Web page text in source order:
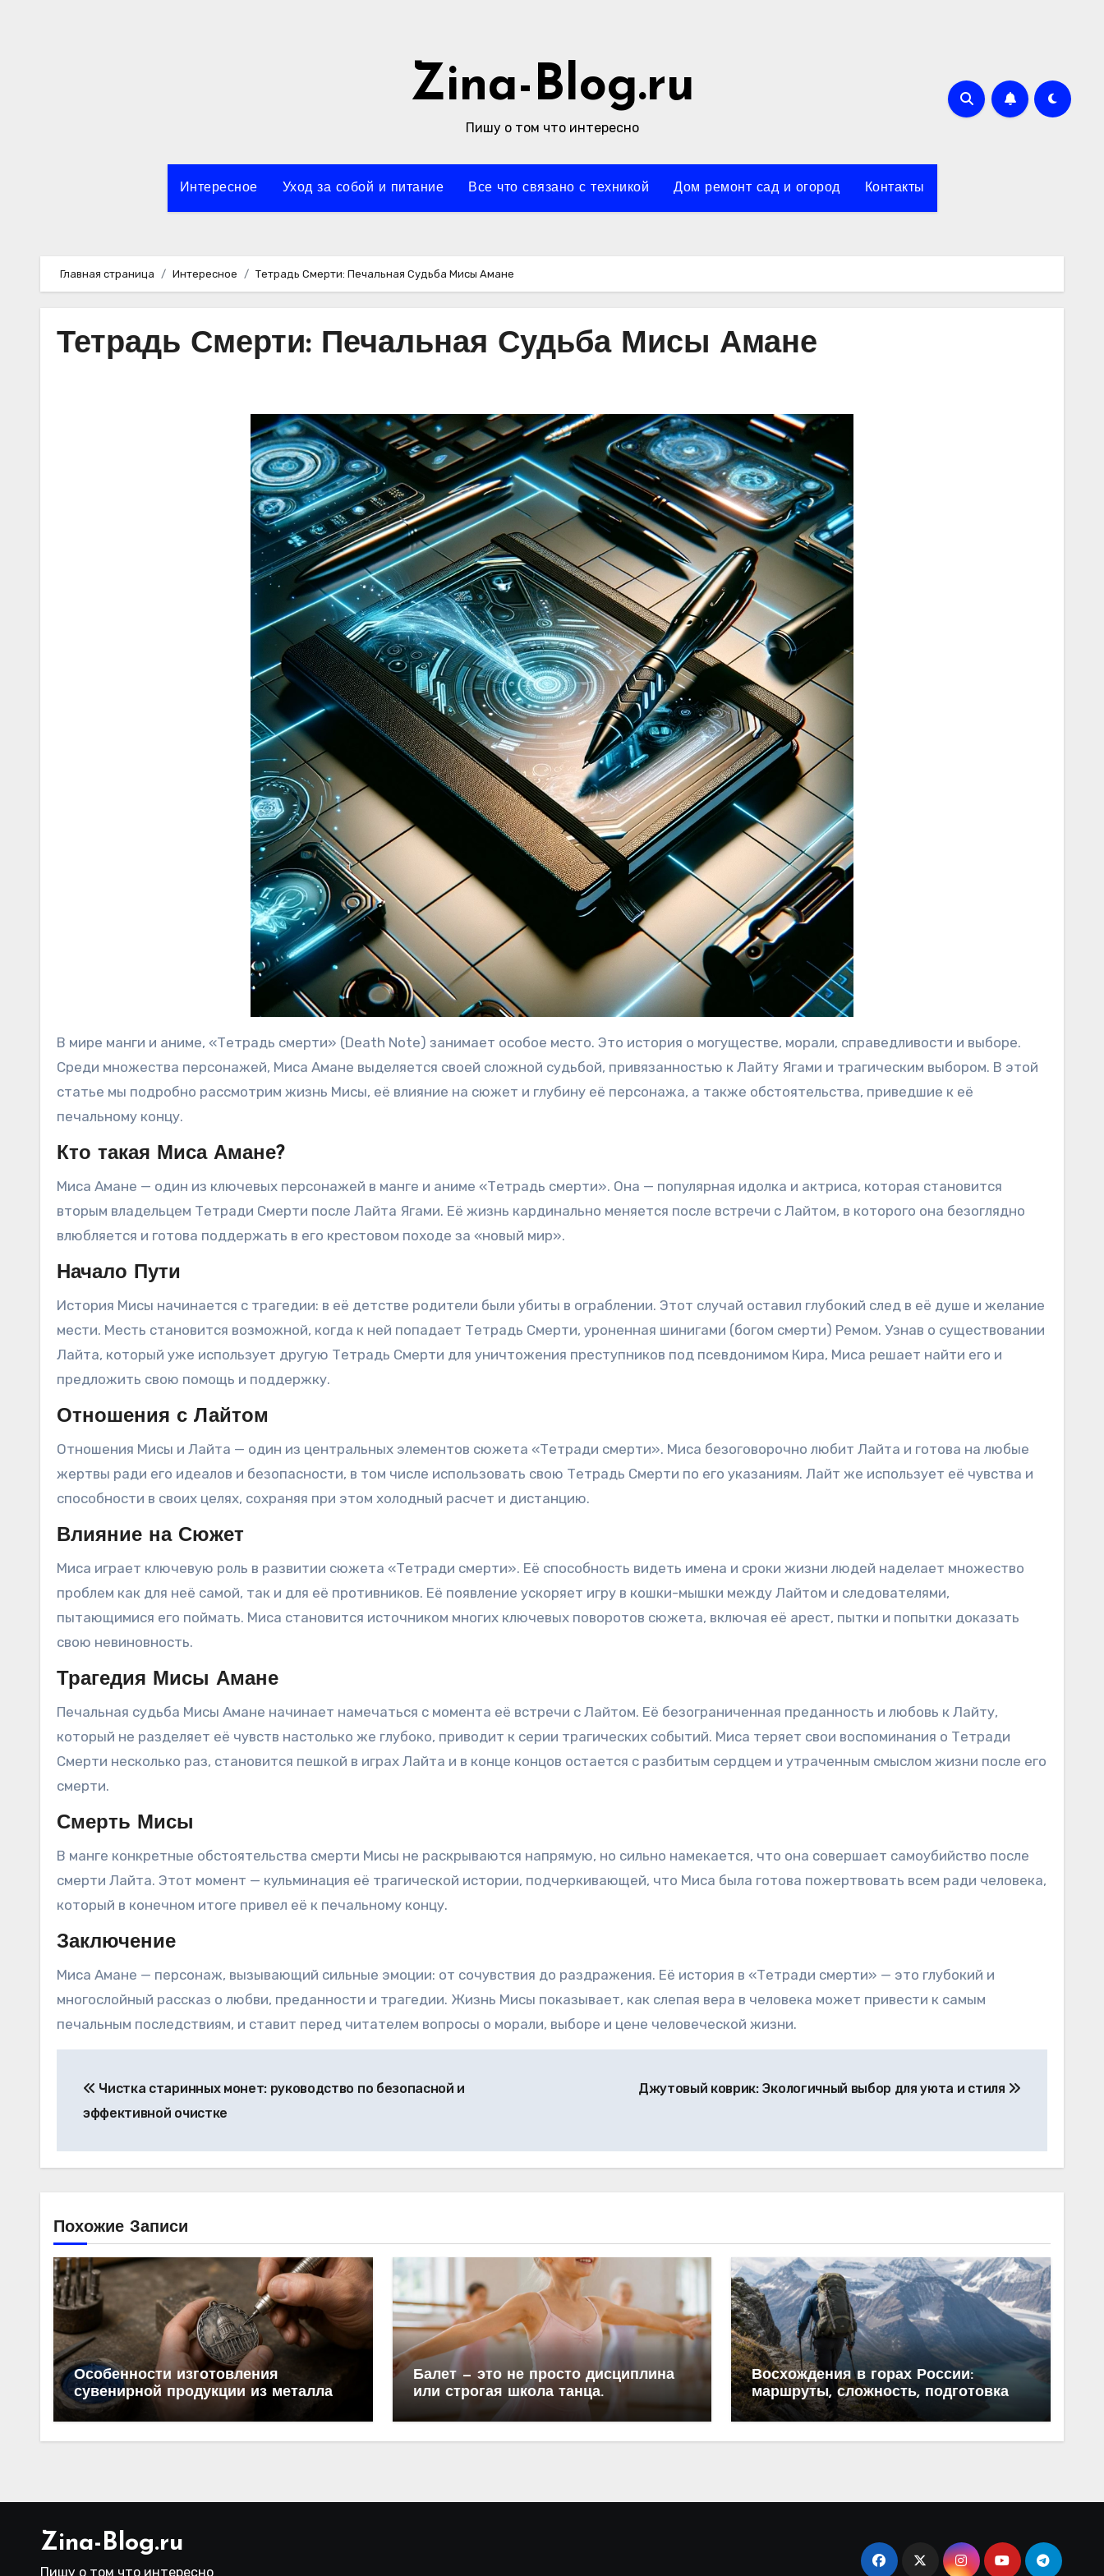
Zina-Blog.ru
Пишу о том что интересно
Интересное Уход за собой и питание Все что связано с техникой Дом ремонт сад и огород Контакты
Главная страница Интересное Тетрадь Смерти: Печальная Судьба Мисы Амане
Тетрадь Смерти: Печальная Судьба Мисы Амане
В мире манги и аниме, «Тетрадь смерти» (Death Note) занимает особое место. Это история о могуществе, морали, справедливости и выборе.
Среди множества персонажей, Миса Амане выделяется своей сложной судьбой, привязанностью к Лайту Ягами и трагическим выбором. В этой
статье мы подробно рассмотрим жизнь Мисы, её влияние на сюжет и глубину её персонажа, а также обстоятельства, приведшие к её
печальному концу.
Кто такая Миса Амане?
Миса Амане — один из ключевых персонажей в манге и аниме «Тетрадь смерти». Она — популярная идолка и актриса, которая становится
вторым владельцем Тетради Смерти после Лайта Ягами. Её жизнь кардинально меняется после встречи с Лайтом, в которого она безоглядно
влюбляется и готова поддержать в его крестовом походе за «новый мир».
Начало Пути
История Мисы начинается с трагедии: в её детстве родители были убиты в ограблении. Этот случай оставил глубокий след в её душе и желание
мести. Месть становится возможной, когда к ней попадает Тетрадь Смерти, уроненная шинигами (богом смерти) Ремом. Узнав о существовании
Лайта, который уже использует другую Тетрадь Смерти для уничтожения преступников под псевдонимом Кира, Миса решает найти его и
предложить свою помощь и поддержку.
Отношения с Лайтом
Отношения Мисы и Лайта — один из центральных элементов сюжета «Тетради смерти». Миса безоговорочно любит Лайта и готова на любые
жертвы ради его идеалов и безопасности, в том числе использовать свою Тетрадь Смерти по его указаниям. Лайт же использует её чувства и
способности в своих целях, сохраняя при этом холодный расчет и дистанцию.
Влияние на Сюжет
Миса играет ключевую роль в развитии сюжета «Тетради смерти». Её способность видеть имена и сроки жизни людей наделает множество
проблем как для неё самой, так и для её противников. Её появление ускоряет игру в кошки-мышки между Лайтом и следователями,
пытающимися его поймать. Миса становится источником многих ключевых поворотов сюжета, включая её арест, пытки и попытки доказать
свою невиновность.
Трагедия Мисы Амане
Печальная судьба Мисы Амане начинает намечаться с момента её встречи с Лайтом. Её безограниченная преданность и любовь к Лайту,
который не разделяет её чувств настолько же глубоко, приводит к серии трагических событий. Миса теряет свои воспоминания о Тетради
Смерти несколько раз, становится пешкой в играх Лайта и в конце концов остается с разбитым сердцем и утраченным смыслом жизни после его
смерти.
Смерть Мисы
В манге конкретные обстоятельства смерти Мисы не раскрываются напрямую, но сильно намекается, что она совершает самоубийство после
смерти Лайта. Этот момент — кульминация её трагической истории, подчеркивающей, что Миса была готова пожертвовать всем ради человека,
который в конечном итоге привел её к печальному концу.
Заключение
Миса Амане — персонаж, вызывающий сильные эмоции: от сочувствия до раздражения. Её история в «Тетради смерти» — это глубокий и
многослойный рассказ о любви, преданности и трагедии. Жизнь Мисы показывает, как слепая вера в человека может привести к самым
печальным последствиям, и ставит перед читателем вопросы о морали, выборе и цене человеческой жизни.
по
Чистка старинных монет: руководство по безопасной и
эффективной очистке
Джутовый коврик: Экологичный выбор для уюта и стиля
Похожие Записи
Особенности изготовления
сувенирной продукции из металла
Балет — это не просто дисциплина
или строгая школа танца.
Восхождения в горах России:
маршруты, сложность, подготовка
Zina-Blog.ru
Пишу о том что интересно